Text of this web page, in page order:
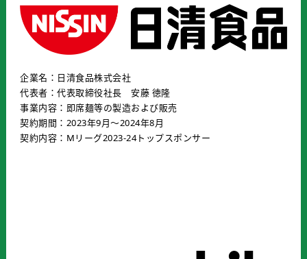
企業名：日清食品株式会社
代表者：代表取締役社長 安藤 徳隆
事業内容：即席麺等の製造および販売
契約期間：2023年9月〜2024年8月
契約内容：Mリーグ2023-24トップスポンサー